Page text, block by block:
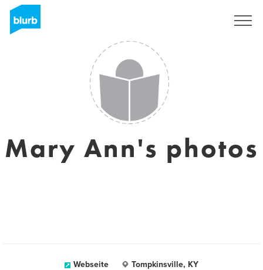
Mary Ann's photos
Webseite Tompkinsville, KY